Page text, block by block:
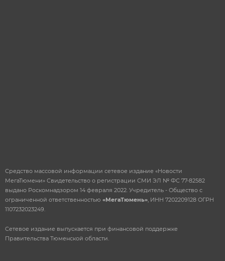
Сетевое издание выпускается при финансовой поддержке
Правительства Тюменской области.
Средство массовой информации сетевое издание «Новости
МегаТюмени» Свидетельство о регистрации СМИ ЭЛ № ФС 77-82582
выдано Роскомнадзором 14 февраля 2022. Учредитель - Общество с
ограниченной ответственностью «МегаТюмень» , ИНН 7202209128 ОГРН
1107232023249.